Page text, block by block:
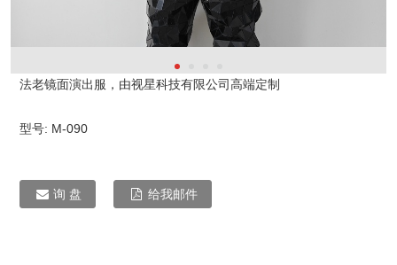
法老镜面演出服，由视星科技有限公司高端定制
型号: M-090
询 盘 给我邮件